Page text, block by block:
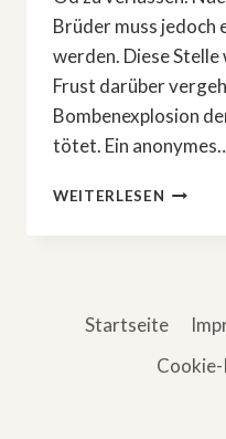
Brüder muss jedoch
werden. Diese
Frust darüber
Bombenexplosion
tötet. Ein
WEITERLESEN
ÖD
KRIMI«:
2
Startseite
Cookie-